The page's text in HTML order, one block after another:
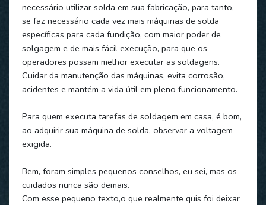
necessário utilizar solda em sua fabricação, para tanto,
se faz necessário cada vez mais máquinas de solda
específicas para cada fundição, com maior poder de
solgagem e de mais fácil execução, para que os
operadores possam melhor executar as soldagens.
Cuidar da manutenção das máquinas, evita corrosão,
acidentes e mantém a vida útil em pleno funcionamento.
Para quem executa tarefas de soldagem em casa, é bom,
ao adquirir sua máquina de solda, observar a voltagem
exigida.
Bem, foram simples pequenos conselhos, eu sei, mas os
cuidados nunca são demais.
Com esse pequeno texto,o que realmente quis foi deixar